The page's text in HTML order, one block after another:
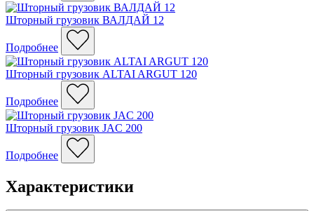
Шторный грузовик ВАЛДАЙ 12
Подробнее
Шторный грузовик ALTAI ARGUT 120
Подробнее
Шторный грузовик JAC 200
Подробнее
Характеристики